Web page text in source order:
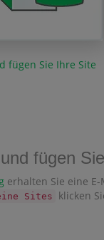
fügen Sie Ihre Site
fügen
erhalten Sie eine
Sites klicken